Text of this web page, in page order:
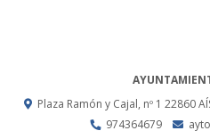
Plaza Ramón y Cajal, nº 1 22860
974364679